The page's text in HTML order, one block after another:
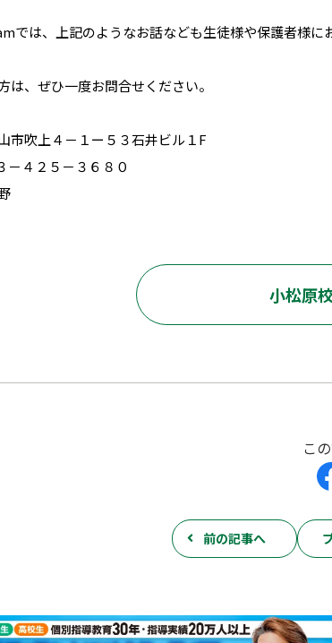
では、上記のようなお話なども生徒様や保護者様に
は、ぜひ一度お問合せください。
市吹上４－１ー５３石井ビル１F
－４２５－３６８０
小松原
こ
前の記事へ